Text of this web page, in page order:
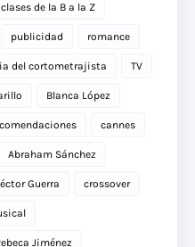
clases de la B a la Z
publicidad romance
del cortometrajista TV
Blanca López
cannes
Abraham Sánchez
Guerra crossover
Jiménez